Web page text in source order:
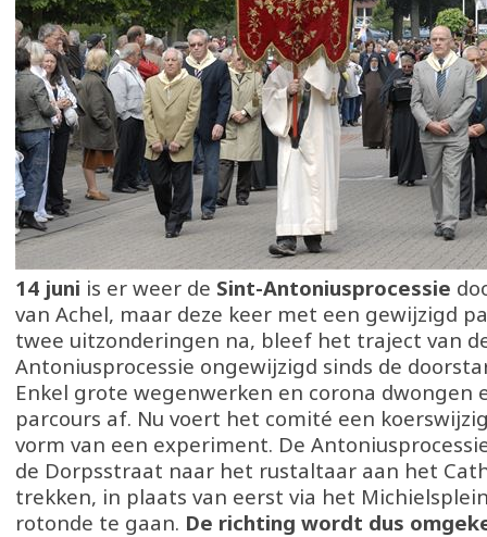
14 juni is er weer de Sint-Antoniusprocessie
van Achel, maar deze keer met een gewijzigd
twee uitzonderingen na, bleef het traject van
Antoniusprocessie ongewijzigd sinds de
Enkel grote wegenwerken en corona dwongen
parcours af. Nu voert het comité een
vorm van een experiment. De
de Dorpsstraat naar het rustaltaar aan het
trekken, in plaats van eerst via het
rotonde te gaan. De richting wordt dus